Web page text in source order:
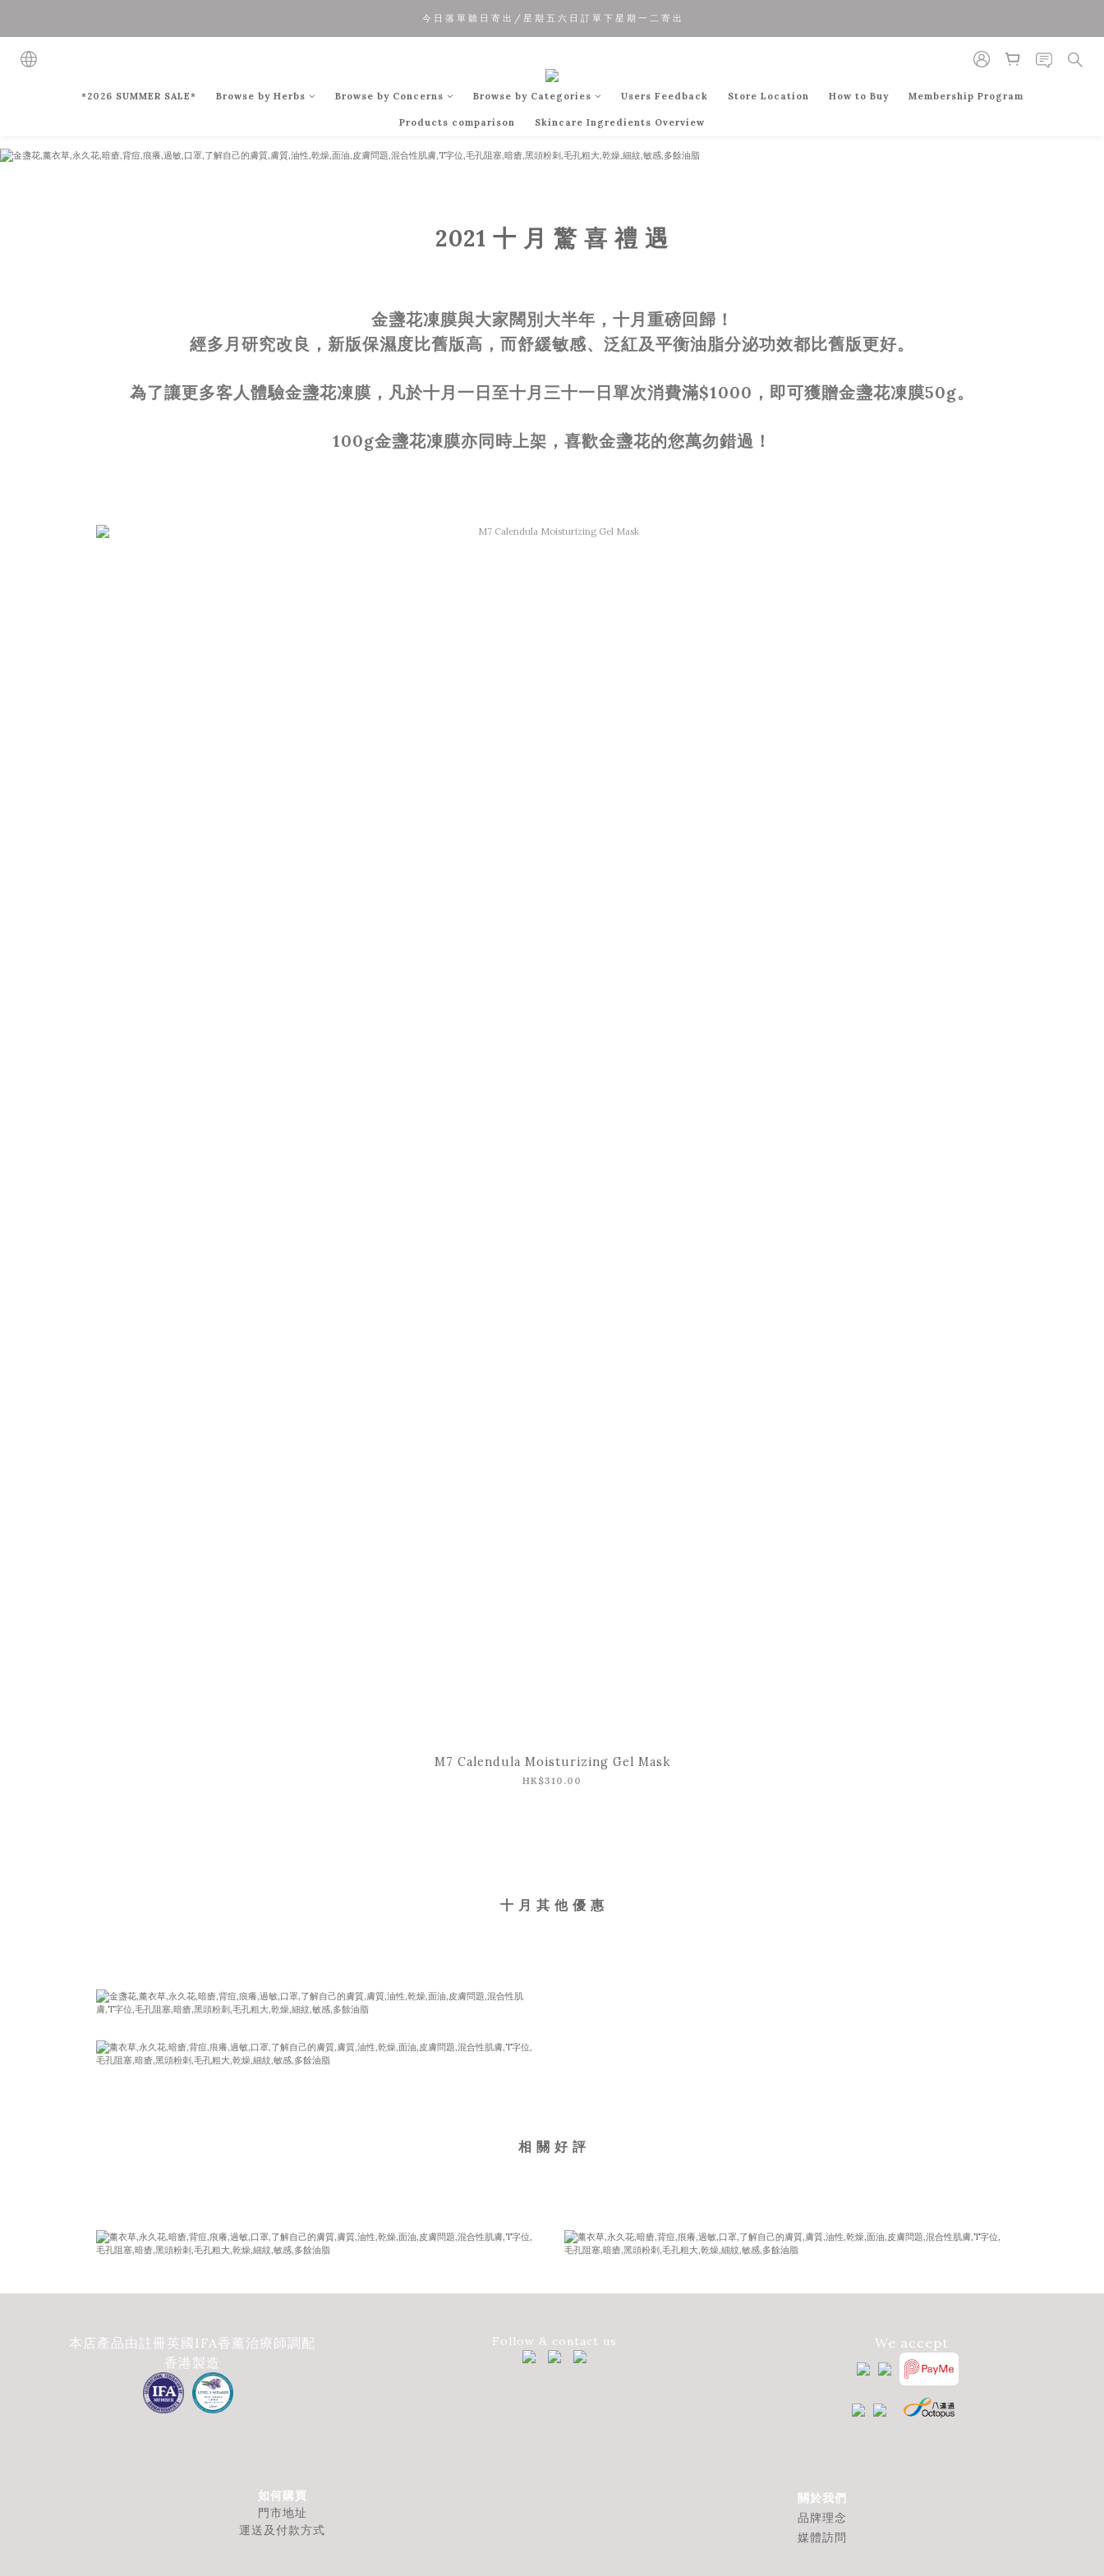
夏 日 優 惠 正 式 開 始!!
今 日 落 單 聽 日 寄 出 / 星 期 五 六 日 訂 單 下 星 期 一 二 寄 出
*2026 SUMMER SALE* Browse by Herbs Browse by Concerns Browse by Categories Users Feedback Store Location How to Buy Membership Program
Products comparison Skincare Ingredients Overview
2021 十 月 驚 喜 禮 遇
金盞花凍膜與大家闊別大半年，十月重磅回歸！
經多月研究改良，新版保濕度比舊版高，而舒緩敏感、泛紅及平衡油脂分泌功效都比舊版更好。
為了讓更多客人體驗金盞花凍膜，凡於十月一日至十月三十一日單次消費滿$1000 ，即可獲贈金盞花凍膜50g。
100g金盞花凍膜亦同時上架，喜歡金盞花的您萬勿錯過！
M7 Calendula Moisturizing Gel Mask
HK$310.00
十 月 其 他 優 惠
相 關 好 評
本店產品由註冊英國IFA香薰治療師調配
香港製造
Follow & contact us We accept
如何購買
門市地址
運送及付款方式
關於我們
品牌理念
媒體訪問